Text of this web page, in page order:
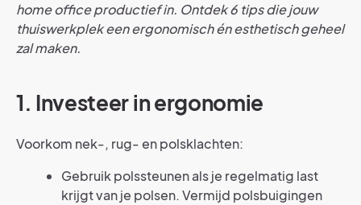
home office productief in. Ontdek 6 tips die jouw
thuiswerkplek een ergonomisch én esthetisch geheel
zal maken.
1. Investeer in ergonomie
Voorkom nek-, rug- en polsklachten:
Gebruik polssteunen als je regelmatig last
krijgt van je polsen. Vermijd polsbuigingen